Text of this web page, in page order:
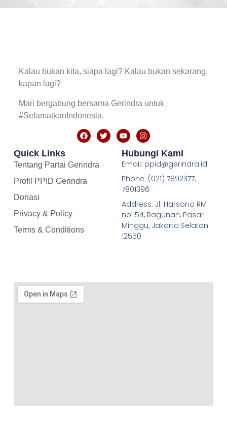
Kalau bukan kita, siapa lagi? Kalau bukan sekarang,
kapan lagi?
Mari bergabung bersama Gerindra untuk
#SelamatkanIndonesia.
Quick Links
Tentang Partai Gerindra
Profil PPID Gerindra
Donasi
Privacy & Policy
Terms & Conditions
Hubungi Kami
Email: ppid@gerindra.id
Phone: (021) 7892377,
7801396
Address: Jl. Harsono RM
no. 54, Ragunan, Pasar
Minggu, Jakarta Selatan
12550